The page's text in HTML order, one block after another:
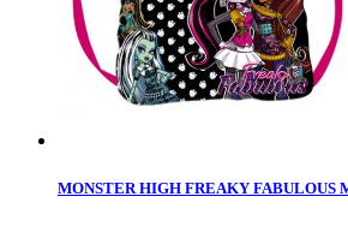
MONSTER HIGH FREAKY FABULOUS